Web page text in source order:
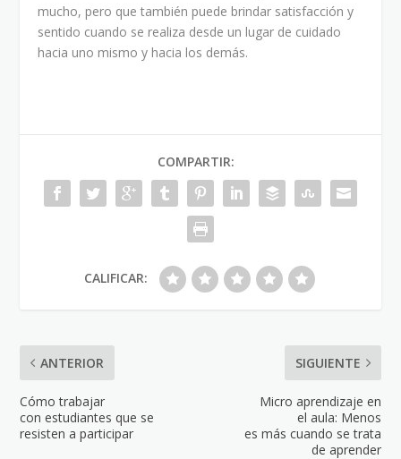
mucho, pero que también puede brindar satisfacción y
sentido cuando se realiza desde un lugar de cuidado
hacia uno mismo y hacia los demás.
COMPARTIR:
CALIFICAR:
ANTERIOR
Cómo trabajar
con estudiantes que se
resisten a participar
SIGUIENTE
Micro aprendizaje en
el aula: Menos
es más cuando se trata
de aprender